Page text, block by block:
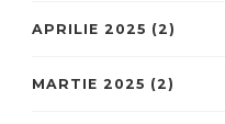
APRILIE 2025 (2)
MARTIE 2025 (2)